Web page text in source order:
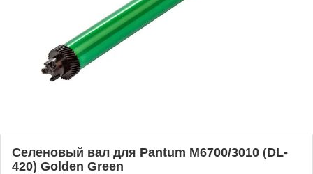
Селеновый вал для Pantum M6700/3010 (DL-
420) Golden Green